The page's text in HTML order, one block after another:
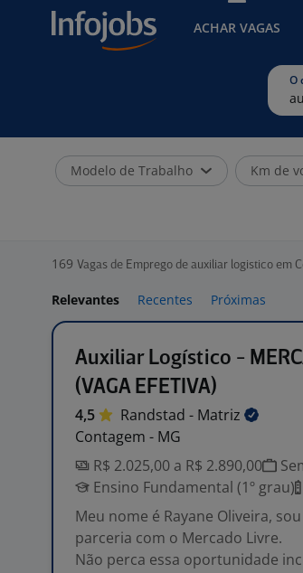
ACHAR VAGAS
O
Modelo de Trabalho Km de
169 Vagas de Emprego de auxiliar logistico em
Relevantes Recentes Próximas
Auxiliar Logístico -
(VAGA EFETIVA)
4,5 Randstad - Matriz
Contagem - MG
R$ 2.025,00 a R$ 2.890,00
Ensino Fundamental (1º grau)
Meu nome é Rayane Oliveira,
parceria com o Mercado Livre.
Não perca essa oportunidade